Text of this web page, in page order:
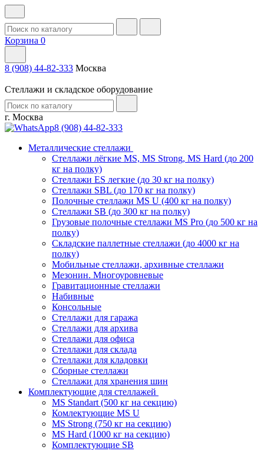
Корзина 0
8 (908) 44-82-333 Москва
Стеллажи и складское оборудование
г. Москва
8 (908) 44-82-333
Металлические стеллажи
Стеллажи лёгкие MS, MS Strong, MS Hard (до 200
кг на полку)
Стеллажи ES легкие (до 30 кг на полку)
Стеллажи SBL (до 170 кг на полку)
Полочные стеллажи MS U (400 кг на полку)
Стеллажи SB (до 300 кг на полку)
Грузовые полочные стеллажи MS Pro (до 500 кг на
полку)
Складские паллетные стеллажи (до 4000 кг на
полку)
Мобильные стеллажи, архивные стеллажи
Мезонин. Многоуровневые
Гравитационные стеллажи
Набивные
Консольные
Стеллажи для гаража
Стеллажи для архива
Стеллажи для офиса
Стеллажи для склада
Стеллажи для кладовки
Сборные стеллажи
Стеллажи для хранения шин
Комплектующие для стеллажей
MS Standart (500 кг на секцию)
Комлектующие MS U
MS Strong (750 кг на секцию)
MS Hard (1000 кг на секцию)
Комплектующие SB